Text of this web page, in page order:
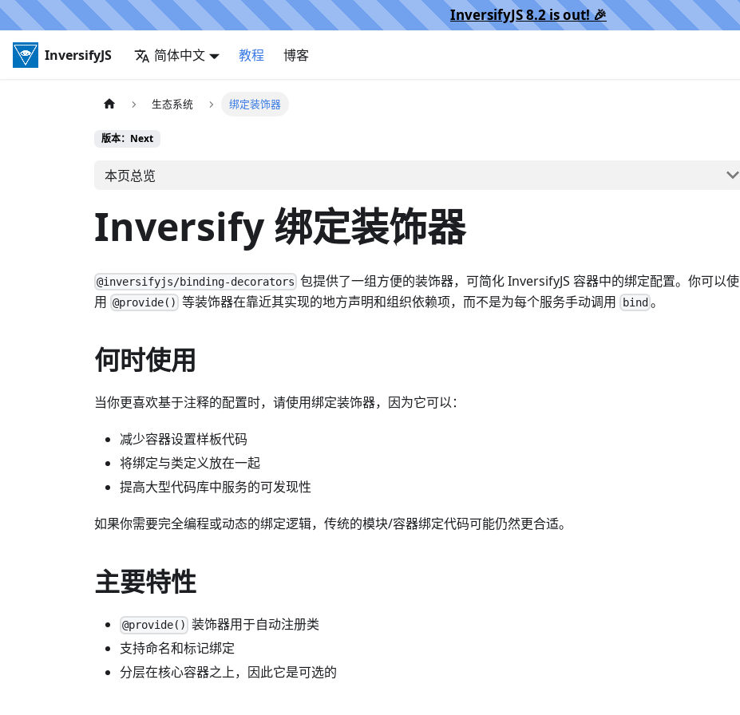
InversifyJS 8.2 is out! 🎉️
InversifyJS 简体中文 教程 博客
生态系统 绑定装饰器
版本：Next
本页总览
Inversify 绑定装饰器
@inversifyjs/binding-decorators 包提供了一组方便的装饰器，可简化 InversifyJS 容器中的绑定配置。你可以使
用 @provide() 等装饰器在靠近其实现的地方声明和组织依赖项，而不是为每个服务手动调用 bind 。
何时使用
当你更喜欢基于注释的配置时，请使用绑定装饰器，因为它可以：
减少容器设置样板代码
将绑定与类定义放在一起
提高大型代码库中服务的可发现性
如果你需要完全编程或动态的绑定逻辑，传统的模块/容器绑定代码可能仍然更合适。
主要特性
@provide() 装饰器用于自动注册类
支持命名和标记绑定
分层在核心容器之上，因此它是可选的